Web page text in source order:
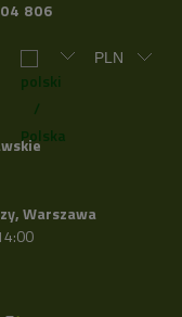
806
Warszawa